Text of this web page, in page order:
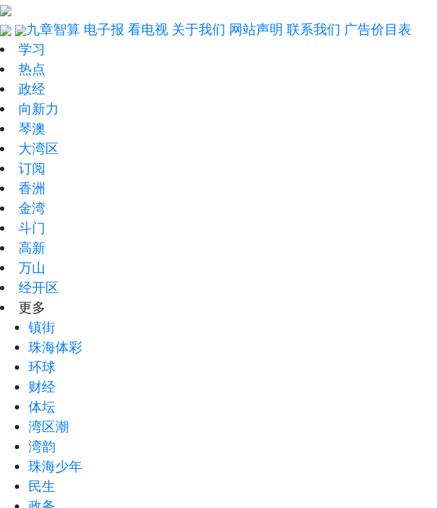
九章智算 电子报 看电视 关于我们 网站声明 联系我们 广告价目表
学习
热点
政经
向新力
琴澳
大湾区
订阅
香洲
金湾
斗门
高新
万山
经开区
更多
镇街
珠海体彩
环球
财经
体坛
湾区潮
湾韵
珠海少年
民生